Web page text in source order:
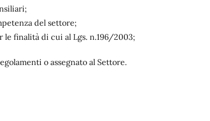
del settore;
finalità di cui al Lgs. n.196/2003;
o assegnato al Settore.